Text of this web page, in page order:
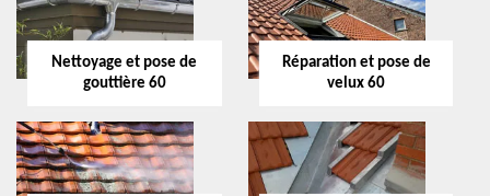
Nettoyage et pose de
gouttière 60
Réparation et pose de
velux 60